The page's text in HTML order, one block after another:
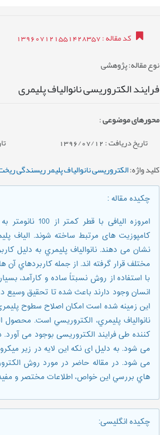
کد مقاله: 139607121551428357
نوع مقاله: پژوهشی
فرايند الکتروریسی نانوالیاف پلیمری
محورهای موضوعی:
تاریخ دریافت : 1396/07/12
کلید واژه:الکتروریسی نانوالیاف پلیمر ریسندگی
چکیده مقاله:
امروزه
کامپوزیت های مرتبط ساخته شوند. الیاف
نشان می دهند. نانوالياف پليمري به دليل
مختلف قرار گرفته اند. از جمله كاربردهاي آن
با استفاده از روش نسبتاً ساده و كارآمد،
انسان وجود دارند باعث شده تا تحقیق وسیع
این زمینه شده است امکان اصلاح سطوح
نانوالياف پليمري، الکتروريسي است.
کننده طی فرایند الکتروریسی بوجود می
می شود. به دلیل ای نکه این لایه در زير
می شود. در مقاله حاضر در مورد روش
هاي بررسي اين خواص، اطلاعات مختصر و
چکیده انگلیسی: